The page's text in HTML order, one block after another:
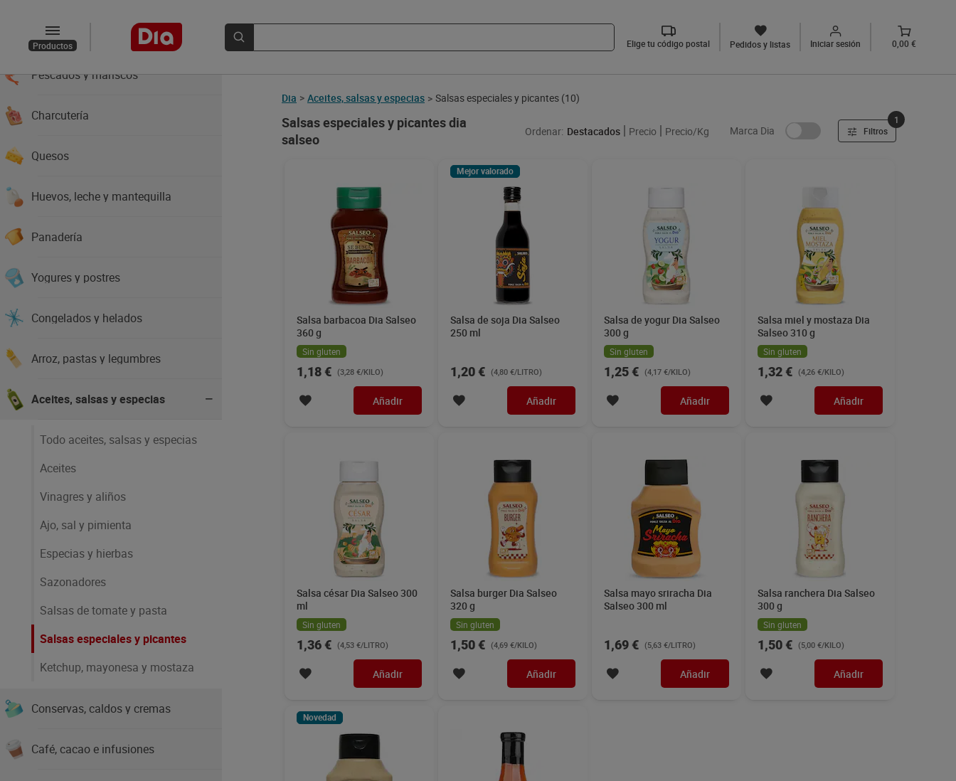
Productos Elige tu código postal Pedidos y listas Iniciar sesión 0,00 €
Carnes
Pescados y mariscos
Charcutería
Quesos
Huevos, leche y mantequilla
Panadería
Yogures y postres
Congelados y helados
Arroz, pastas y legumbres
Aceites, salsas y especias
Todo aceites, salsas y especias
Aceites
Vinagres y aliños
Ajo, sal y pimienta
Especias y hierbas
Sazonadores
Salsas de tomate y pasta
Salsas especiales y picantes
Ketchup, mayonesa y mostaza
Conservas, caldos y cremas
Café, cacao e infusiones
Dia > Aceites, salsas y especias > Salsas especiales y picantes (10)
Salsas especiales y picantes dia
salseo
Ordenar: Destacados Precio Precio/Kg Marca Dia Filtros
1
Salsa barbacoa Dia Salseo
360 g
Sin gluten
1,18 € (3,28 €/KILO)
Añadir
Mejor valorado
Salsa de soja Dia Salseo
250 ml
1,20 € (4,80 €/LITRO)
Añadir
Salsa de yogur Dia Salseo
300 g
Sin gluten
1,25 € (4,17 €/KILO)
Añadir
Salsa miel y mostaza Dia
Salseo 310 g
Sin gluten
1,32 € (4,26 €/KILO)
Añadir
Salsa césar Dia Salseo 300
ml
Sin gluten
1,36 € (4,53 €/LITRO)
Añadir
Salsa burger Dia Salseo
320 g
Sin gluten
1,50 € (4,69 €/KILO)
Añadir
Salsa mayo sriracha Dia
Salseo 300 ml
1,69 € (5,63 €/LITRO)
Añadir
Salsa ranchera Dia Salseo
300 g
Sin gluten
1,50 € (5,00 €/KILO)
Añadir
Novedad